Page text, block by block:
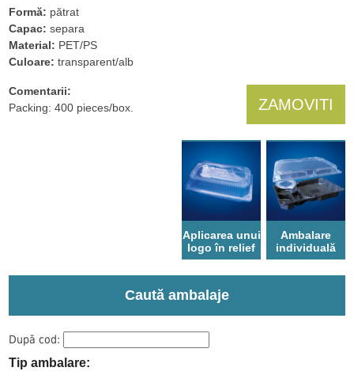
Formă: pătrat
Capac: separa
Material: PET/PS
Culoare: transparent/alb
Comentarii:
Packing: 400 pieces/box.
ZAMOVITI
Aplicarea unui
logo în relief
Ambalare
individuală
Caută ambalaje
După cod:
Tip ambalare: